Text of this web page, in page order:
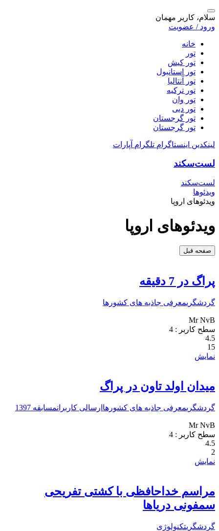
سلام، کاربر مهمان
ورود / عضویت
خانه
تور
تور کیش
تور استانبول
تور آنتالیا
تور ترکیه
تور وان
تور دبی
تور گرجستان
تور گرجستان
لینکدین اینستاگرام تلگرام آپارات
لست‌سکند
لست‌سکند
ویدئوها
ویدئوهای اروپا
ویدئو‌های اروپا
صفحه قبل
پراگ در 7 دقیقه
گردشگریمعرفی جاذبه های کشورها
Mr NvB
سطح کاربر : 4
4.5
15
نمایش
میدان اولد تاون در پراگ
گردشگریمعرفی جاذبه های کشورها ارسالی کاربرانمسابقه 1397
Mr NvB
سطح کاربر : 4
4.5
2
نمایش
مراسم خداحافظی با کشتی تفریحی
سمفونی دریاها
گردشگریتکنولوژی